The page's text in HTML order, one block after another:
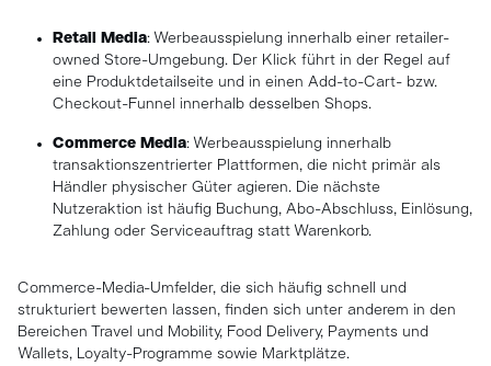
Retail Media: Werbeausspielung innerhalb einer retailer-
owned Store-Umgebung. Der Klick führt in der Regel auf
eine Produktdetailseite und in einen Add-to-Cart- bzw.
Checkout-Funnel innerhalb desselben Shops.
Commerce Media: Werbeausspielung innerhalb
transaktionszentrierter Plattformen, die nicht primär als
Händler physischer Güter agieren. Die nächste
Nutzeraktion ist häufig Buchung, Abo-Abschluss, Einlösung,
Zahlung oder Serviceauftrag statt Warenkorb.
Commerce-Media-Umfelder, die sich häufig schnell und
strukturiert bewerten lassen, finden sich unter anderem in den
Bereichen Travel und Mobility, Food Delivery, Payments und
Wallets, Loyalty-Programme sowie Marktplätze.